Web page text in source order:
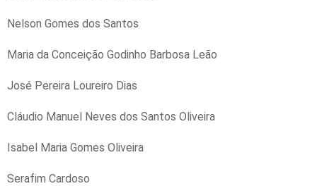
Nelson Gomes dos Santos
Maria da Conceição Godinho Barbosa Leão
José Pereira Loureiro Dias
Cláudio Manuel Neves dos Santos Oliveira
Isabel Maria Gomes Oliveira
Serafim Cardoso